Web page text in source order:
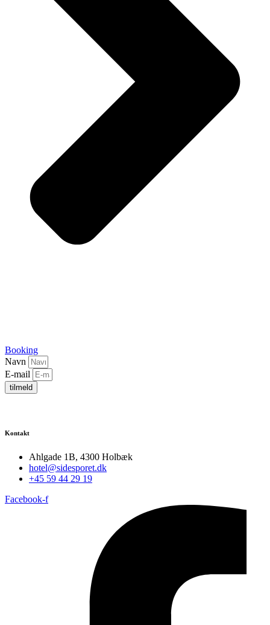
Booking
Navn
E-mail
tilmeld
Kontakt
Ahlgade 1B, 4300 Holbæk
hotel@sidesporet.dk
+45 59 44 29 19
Facebook-f